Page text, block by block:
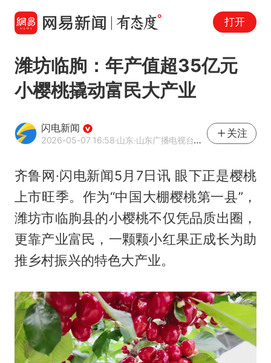
打开
潍坊临朐：年产值超35亿元
小樱桃撬动富民大产业
闪电新闻
2026-05-07 16:58·山东·山东广播电视台官方APP闪电新闻
关注
齐鲁网·闪电新闻5月7日讯 眼下正是樱桃
上市旺季。作为“中国大棚樱桃第一县”，
潍坊市临朐县的小樱桃不仅凭品质出圈，
更靠产业富民，一颗颗小红果正成长为助
推乡村振兴的特色大产业。